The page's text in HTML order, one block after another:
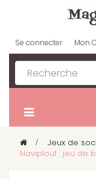
Se connecter Mon
> Jeux de
Naviplouf : jeu de